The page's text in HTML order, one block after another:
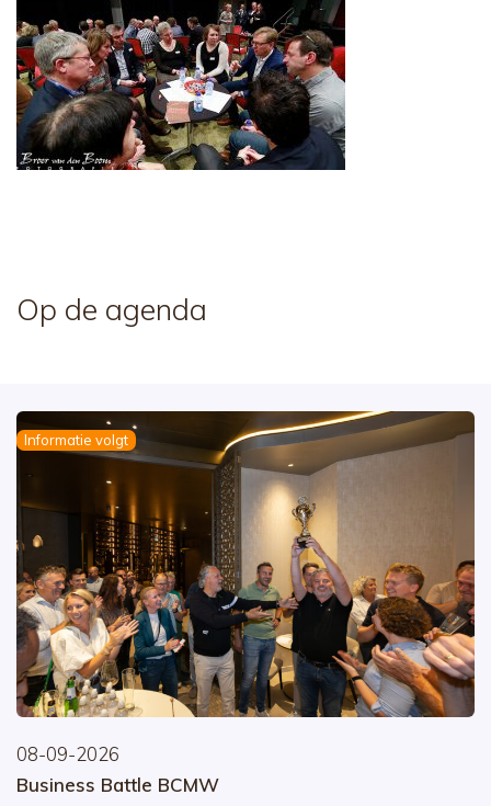
Op de agenda
Informatie volgt
08-09-2026
Business Battle BCMW